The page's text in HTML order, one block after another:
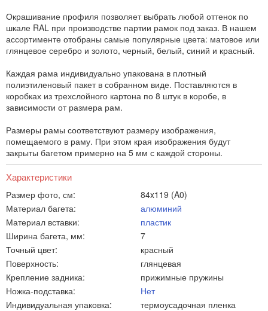
Окрашивание профиля позволяет выбрать любой оттенок по
шкале RAL при производстве партии рамок под заказ. В нашем
ассортименте отобраны самые популярные цвета: матовое или
глянцевое серебро и золото, черный, белый, синий и красный.
Каждая рама индивидуально упакована в плотный
полиэтиленовый пакет в собранном виде. Поставляются в
коробках из трехслойного картона по 8 штук в коробе, в
зависимости от размера рам.
Размеры рамы соответствуют размеру изображения,
помещаемого в раму. При этом края изображения будут
закрыты багетом примерно на 5 мм с каждой стороны.
Характеристики
Размер фото, см:
84x119 (A0)
Материал багета:
алюминий
Материал вставки:
пластик
Ширина багета, мм:
7
Точный цвет:
красный
Поверхность:
глянцевая
Крепление задника:
прижимные пружины
Ножка-подставка:
Нет
Индивидуальная упаковка:
термоусадочная пленка